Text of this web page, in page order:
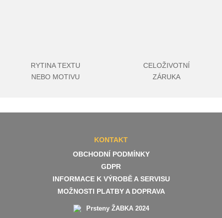
RYTINA TEXTU
NEBO MOTIVU
CELOŽIVOTNÍ
ZÁRUKA
KONTAKT
OBCHODNÍ PODMÍNKY
GDPR
INFORMACE K VÝROBĚ A SERVISU
MOŽNOSTI PLATBY A DOPRAVA
Prsteny ŽABKA 2024